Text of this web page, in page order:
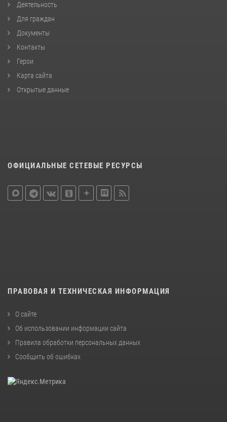
Деятельность
Для граждан
Документы
Контакты
Герои
Карта сайта
Открытые данные
ОФИЦИАЛЬНЫЕ СЕТЕВЫЕ РЕСУРСЫ
ПРАВОВАЯ И ТЕХНИЧЕСКАЯ ИНФОРМАЦИЯ
О сайте
Об использовании информации сайта
Правила обработки персональных данных
Сообщить об ошибках